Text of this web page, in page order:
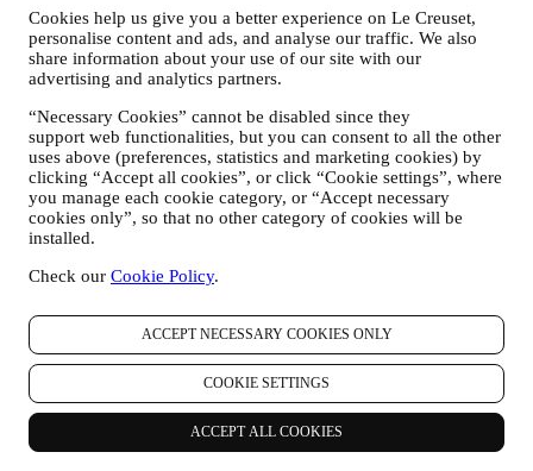
Cookies help us give you a better experience on Le Creuset,
personalise content and ads, and analyse our traffic. We also
share information about your use of our site with our
advertising and analytics partners.
“Necessary Cookies” cannot be disabled since they
support web functionalities, but you can consent to all the other
uses above (preferences, statistics and marketing cookies) by
clicking “Accept all cookies”, or click “Cookie settings”, where
you manage each cookie category, or “Accept necessary
cookies only”, so that no other category of cookies will be
installed.
Check our Cookie Policy.
ACCEPT NECESSARY COOKIES ONLY
COOKIE SETTINGS
ACCEPT ALL COOKIES
kontraktsmessige utførelse av denne tjenesten.
FOR Å FORVALTE DINE BESTILLINGER OG LEVERE
VÅRE PRODUKTER, TJENESTER OG BISTAND TIL
DEG
deg, dine kjøp av produkter på nettstedet og/eller i en av våre
Le Creuset butikker, din bruk av nettstedet, eventuelle
etterfølgende ettersalgsbistand, eller din deltakelse i
konkurranser. Det kan være at vi må behandle enkelte data
om deg for våre administrative formål knyttet til
kontraktsforholdet med deg inkludert regnskapsføring,
regningsutskriving og revisjon, verifisering av betalingskort,
bedrageri-screening, trygghet, sikkerhet, systemtesting,
vedlikehold, og statistisk analyse, osv. Av og til kan vi ha
behov for å kontakte deg av administrative eller driftsmessige
grunner. For eksempel, for å sende deg bekreftelse på ditt
kjøp. Vi vil også bruke dine data til å svare på dine
forespørsler som sendes gjennom våre nettstedsskjemaer eller
andre kanaler. Denne behandlingsaktiviteten er basert på den
FOR Å INFORMERE DEG OM NYHETER ELLER